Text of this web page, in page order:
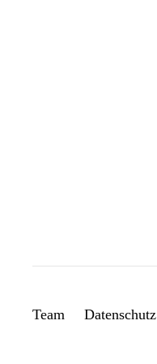
Team Datenschutz